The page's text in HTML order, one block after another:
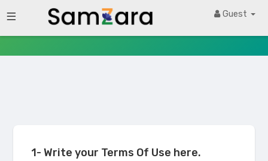
Guest
Terms of Use
1- Write your Terms Of Use here.